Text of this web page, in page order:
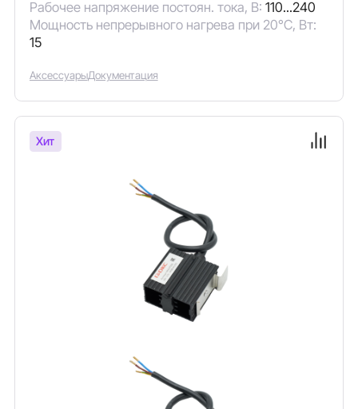
Рабочее напряжение постоян. тока, В: 110...240
Мощность непрерывного нагрева при 20°C, Вт:
15
АксессуарыДокументация
Хит